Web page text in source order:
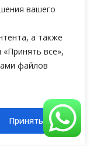
вашего
а также
все»,
файлов
Принять все